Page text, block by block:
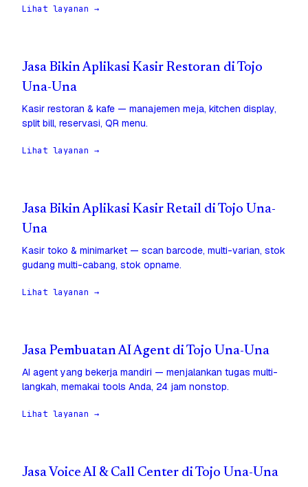
Lihat layanan →
Jasa Bikin Aplikasi Kasir Restoran di Tojo
Una-Una
Kasir restoran & kafe — manajemen meja, kitchen display,
split bill, reservasi, QR menu.
Lihat layanan →
Jasa Bikin Aplikasi Kasir Retail di Tojo Una-
Una
Kasir toko & minimarket — scan barcode, multi-varian, stok
gudang multi-cabang, stok opname.
Lihat layanan →
Jasa Pembuatan AI Agent di Tojo Una-Una
AI agent yang bekerja mandiri — menjalankan tugas multi-
langkah, memakai tools Anda, 24 jam nonstop.
Lihat layanan →
Jasa Voice AI & Call Center di Tojo Una-Una